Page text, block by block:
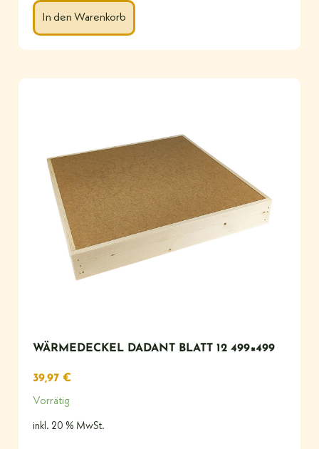
In den Warenkorb
WÄRMEDECKEL DADANT BLATT 12 499×499
39,97 €
Vorrätig
inkl. 20 % MwSt.